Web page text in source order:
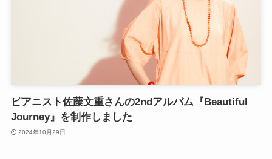
ピアニスト佐藤文重さんの2ndアルバム『Beautiful
Journey』を制作しました
2024年10月29日